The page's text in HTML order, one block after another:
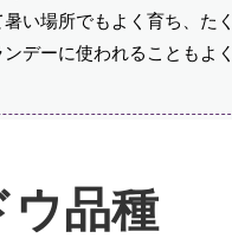
い場所でもよく育ち、た
デーに使われることもよく
ウ品種